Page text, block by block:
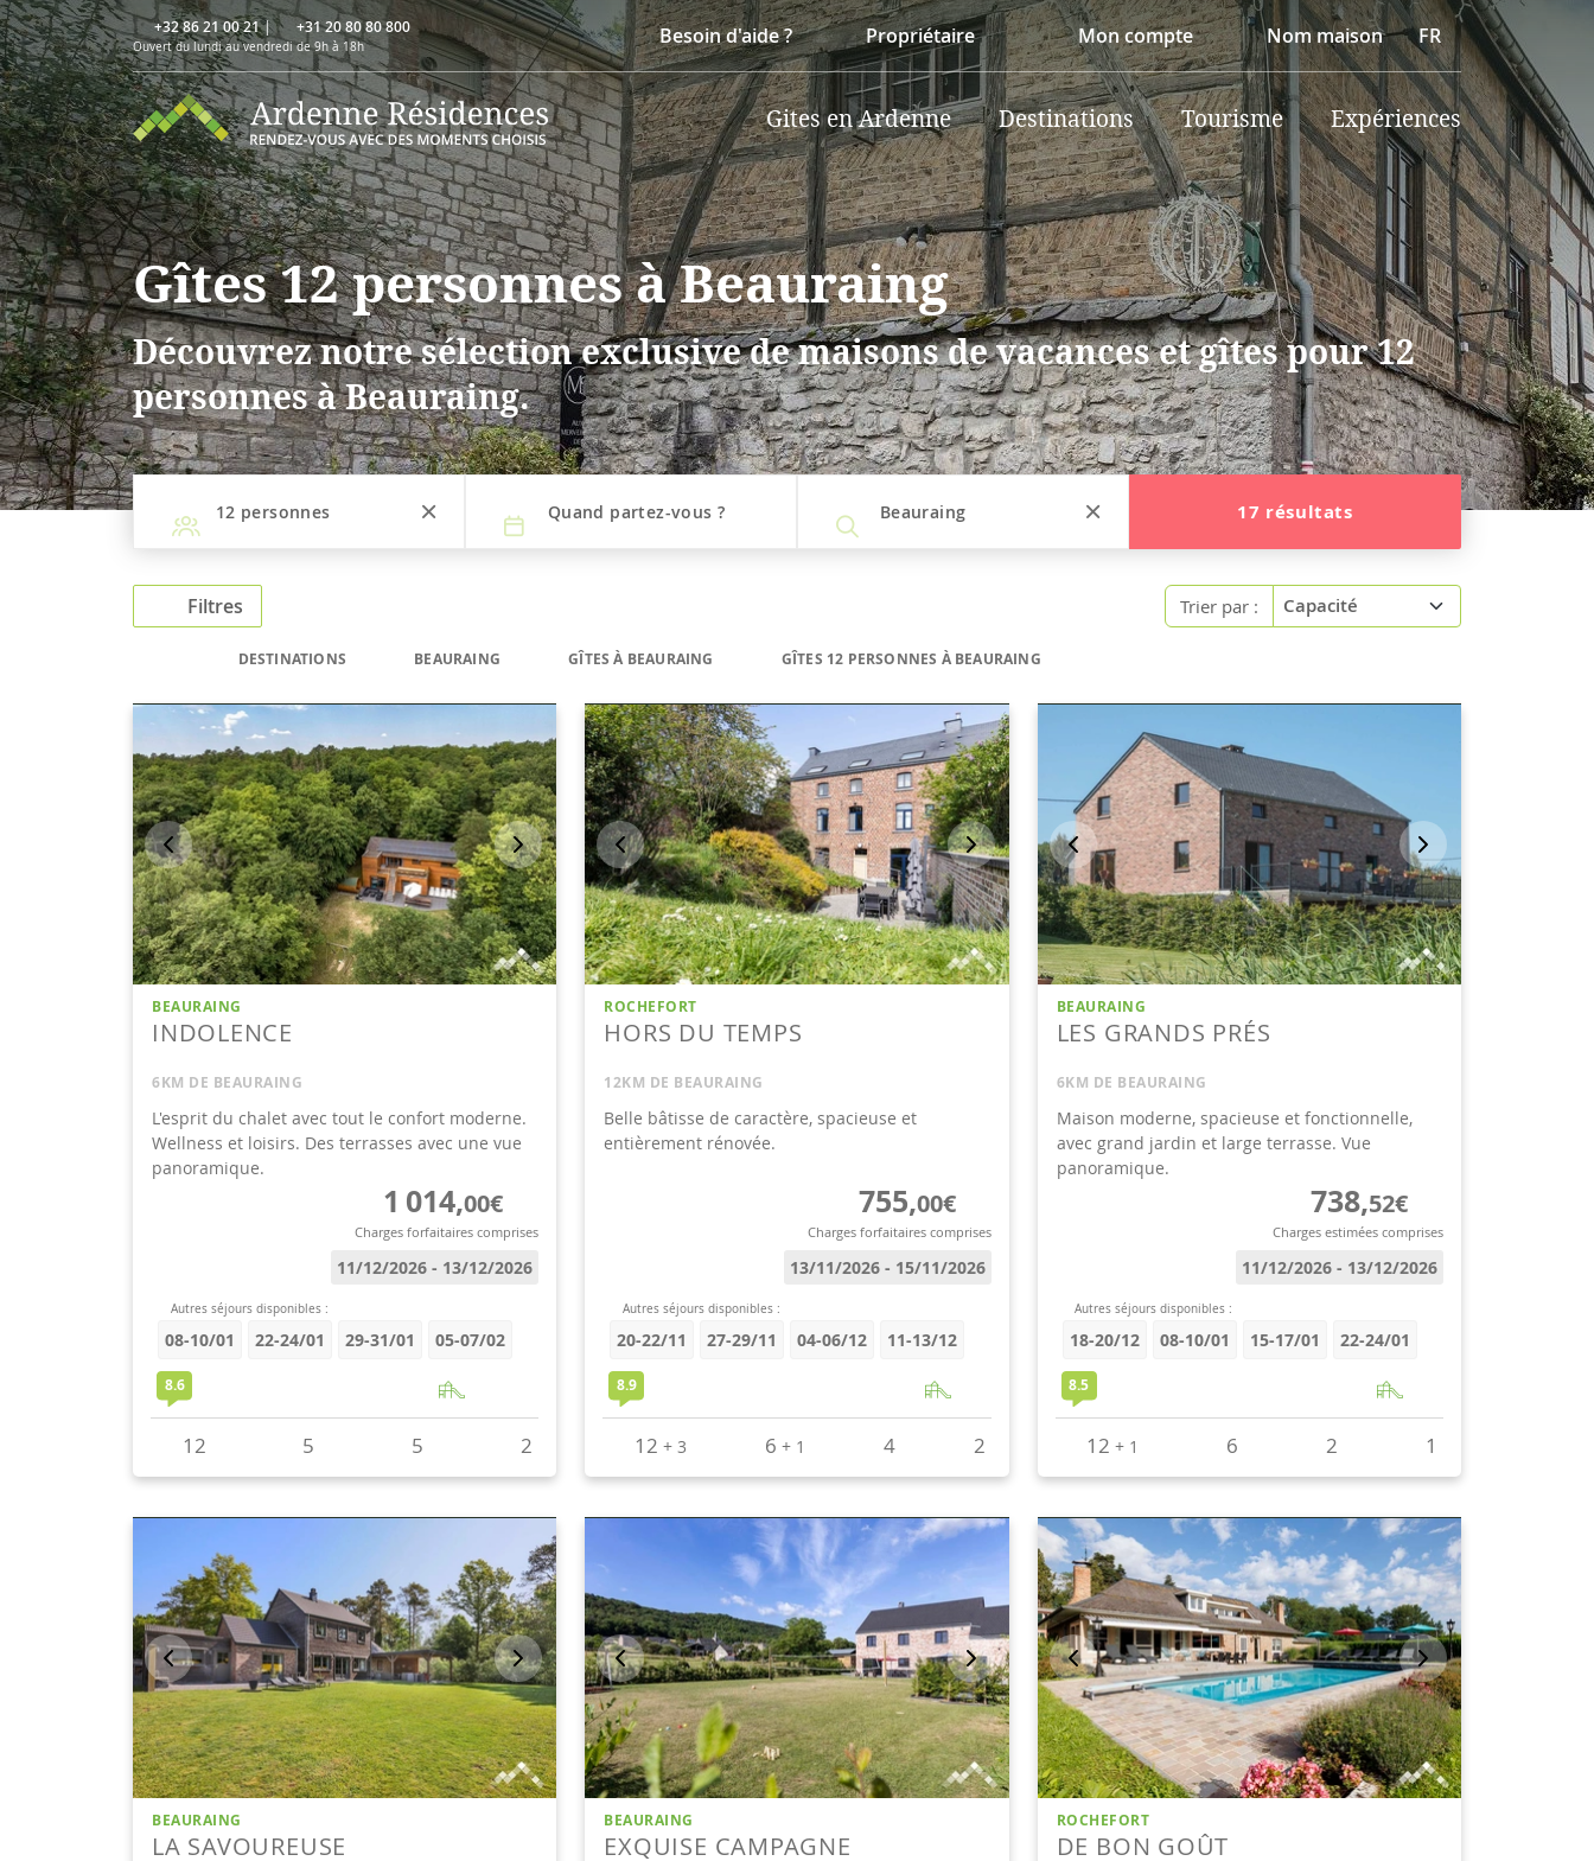
+32 86 21 00 21| +31 20 80 80 800
Ouvert du lundi au vendredi de 9h à 18h Besoin d'aide ? Propriétaire Mon compte Nom maison FR
Gites en Ardenne Destinations Tourisme Expériences
Gîtes 12 personnes à Beauraing
Découvrez notre sélection exclusive de maisons de vacances et gîtes pour 12
personnes à Beauraing.
12 personnes Quand partez-vous ? Beauraing 17 résultats
Filtres Trier par :
DESTINATIONS BEAURAING GÎTES À BEAURAING GÎTES 12 PERSONNES À BEAURAING